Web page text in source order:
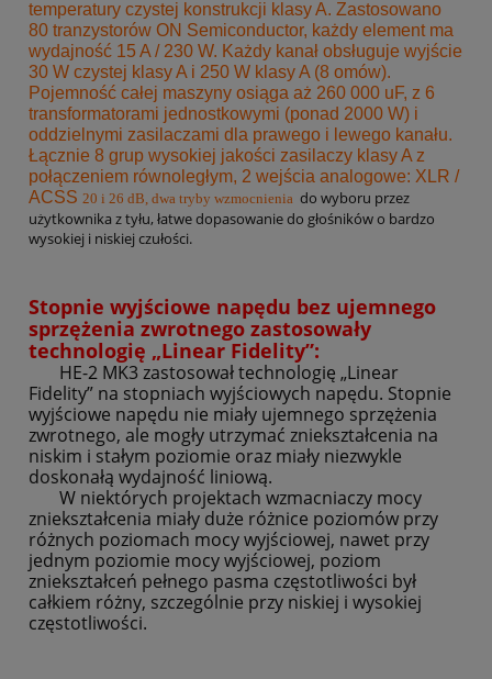
temperatury czystej konstrukcji klasy A. Zastosowano
80 tranzystorów ON Semiconductor, każdy element ma
wydajność 15 A / 230 W. Każdy kanał obsługuje wyjście
30 W czystej klasy A i 250 W klasy A (8 omów).
Pojemność całej maszyny osiąga aż 260 000 uF, z 6
transformatorami jednostkowymi (ponad 2000 W) i
oddzielnymi zasilaczami dla prawego i lewego kanału.
Łącznie 8 grup wysokiej jakości zasilaczy klasy A z
połączeniem równoległym, 2 wejścia analogowe: XLR /
ACSS 20 i 26 dB, dwa tryby wzmocnienia do wyboru przez
użytkownika z tyłu, łatwe dopasowanie do głośników o bardzo
wysokiej i niskiej czułości.
Stopnie wyjściowe napędu bez ujemnego
sprzężenia zwrotnego zastosowały
technologię „Linear Fidelity”:
HE-2 MK3 zastosował technologię „Linear
Fidelity” na stopniach wyjściowych napędu. Stopnie
wyjściowe napędu nie miały ujemnego sprzężenia
zwrotnego, ale mogły utrzymać zniekształcenia na
niskim i stałym poziomie oraz miały niezwykle
doskonałą wydajność liniową.
W niektórych projektach wzmacniaczy mocy
zniekształcenia miały duże różnice poziomów przy
różnych poziomach mocy wyjściowej, nawet przy
jednym poziomie mocy wyjściowej, poziom
zniekształceń pełnego pasma częstotliwości był
całkiem różny, szczególnie przy niskiej i wysokiej
częstotliwości.